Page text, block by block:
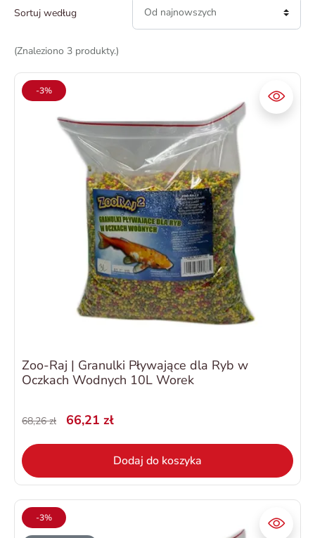
Sortuj według Od najnowszych
(Znaleziono 3 produkty.)
-3%
Zoo-Raj | Granulki Pływające dla Ryb w
Oczkach Wodnych 10L Worek
68,26 zł 66,21 zł
Dodaj do koszyka
-3%